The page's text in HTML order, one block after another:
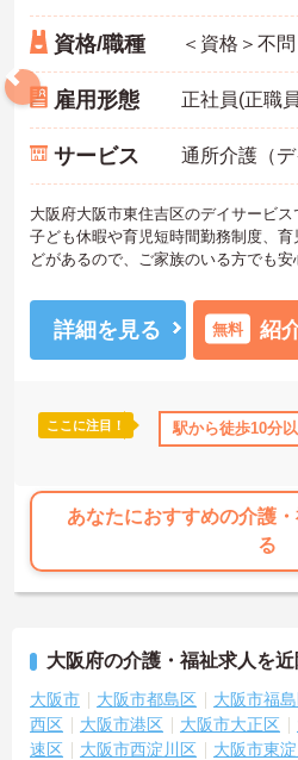
サポート 研修制度あり 産休･
資格/職種
雇用形態 正社員(正職
サービス 通所介護（デ
大阪府大阪市東住吉区のデイサービス
子ども休暇や育児短時間勤務制度、
どがあるので、ご家族のいる方でも
る職場です♪
ご興味のある方は、面接ポイントを
詳細を見る 無料 紹
ここに注目！ 駅から徒歩10分
あなたにおすすめの介護
る
大阪府の介護・福祉求人を
大阪市 大阪市都島区 大阪市福
西区
大阪市港区 大阪市大正区
速区
大阪市西淀川区 大阪市東